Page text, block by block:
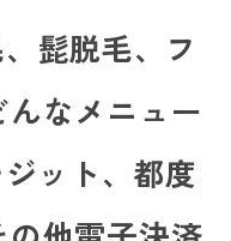
髭脱毛、フ
なメニュー
ット、都度